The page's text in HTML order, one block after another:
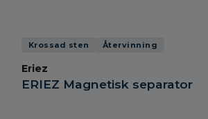
Krossad sten Återvinning
Eriez
ERIEZ Magnetisk separator